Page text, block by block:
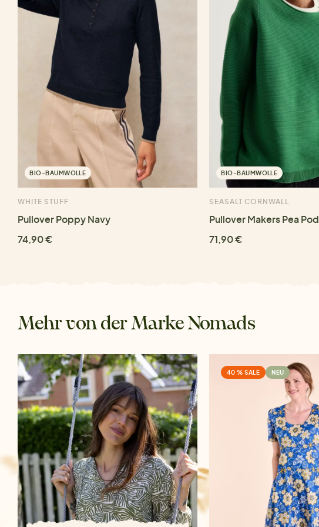
BIO-BAUMWOLLE
WHITE STUFF
Pullover Poppy Navy
74,90 €
BIO-BAUMWOLLE
SEASALT CORNWALL
Pullover Makers Pea Pod
71,90 €
Mehr von der Marke Nomads
40 % SALE NEU